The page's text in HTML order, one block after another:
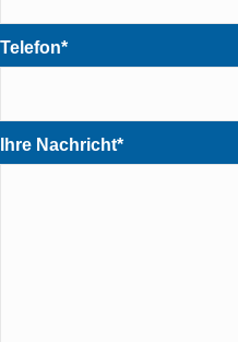
Telefon
Ihre Nachricht